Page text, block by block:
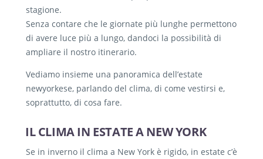
stagione.
Senza contare che le giornate più lunghe permettono
di avere luce più a lungo, dandoci la possibilità di
ampliare il nostro itinerario.
Vediamo insieme una panoramica dell’estate
newyorkese, parlando del clima, di come vestirsi e,
soprattutto, di cosa fare.
IL CLIMA IN ESTATE A NEW YORK
Se in inverno il clima a New York è rigido, in estate c’è